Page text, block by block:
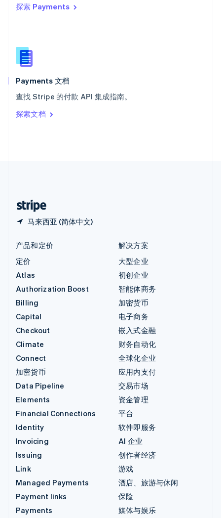
探索 Payments
Payments 文档
查找 Stripe 的付款 API 集成指南。
探索文档
马来西亚 (简体中文)
西班牙
新西兰
English
匈牙利
English
ItalianoEnglish
印度
English
产品和定价
定价
Atlas
Authorization Boost
Billing
Capital
Checkout
Climate
Connect
加密货币
Data Pipeline
Elements
Financial Connections
Identity
Invoicing
Issuing
Link
Managed Payments
Payment links
Payments
解决方案
大型企业
初创企业
智能体商务
加密货币
电子商务
嵌入式金融
财务自动化
全球化企业
应用内支付
交易市场
资金管理
平台
软件即服务
AI 企业
创作者经济
游戏
酒店、旅游与休闲
保险
媒体与娱乐